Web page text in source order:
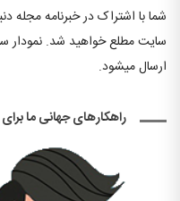
شما با اشتراک در خبرنامه مجله
سایت مطلع خواهید شد. نمودار
ارسال میشود.
راهکارهای جهانی ما